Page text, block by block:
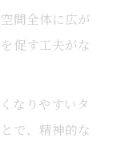
間全体に広が
促す工夫がな
なりやすいタ
で、精神的な